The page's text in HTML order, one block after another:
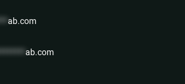
ab.com
ab.com